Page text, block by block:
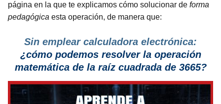
página en la que te explicamos cómo solucionar de forma
pedagógica esta operación, de manera que:
Sin emplear calculadora electrónica:
¿cómo podemos resolver la operación
matemática de la raíz cuadrada de 3665?